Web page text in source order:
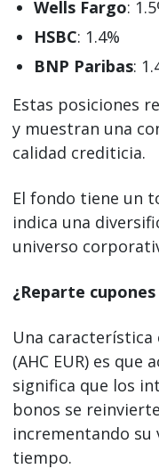
Wells Fargo:
HSBC: 1.4%
BNP Paribas:
Estas posiciones
y muestran una
calidad crediticia.
El fondo tiene un
indica una
universo
¿Reparte
Una característica
(AHC EUR) es que
significa que los
bonos se
incrementando
tiempo.